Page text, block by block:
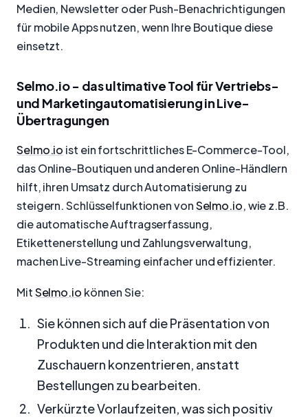
Medien, Newsletter oder Push-Benachrichtigungen
für mobile Apps nutzen, wenn Ihre Boutique diese
einsetzt.
Selmo.io - das ultimative Tool für Vertriebs-
und Marketingautomatisierung in Live-
Übertragungen
Selmo.io ist ein fortschrittliches E-Commerce-Tool,
das Online-Boutiquen und anderen Online-Händlern
hilft, ihren Umsatz durch Automatisierung zu
steigern. Schlüsselfunktionen vonSelmo.io, wie z.B.
die automatische Auftragserfassung,
Etikettenerstellung und Zahlungsverwaltung,
machen Live-Streaming einfacher und effizienter.
MitSelmo.io können Sie:
Sie können sich auf die Präsentation von
Produkten und die Interaktion mit den
Zuschauern konzentrieren, anstatt
Bestellungen zu bearbeiten.
Verkürzte Vorlaufzeiten, was sich positiv